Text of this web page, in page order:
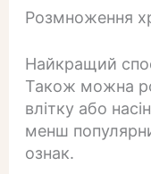
Розмноження
Найкращий
Також можна
влітку або
менш
ознак.